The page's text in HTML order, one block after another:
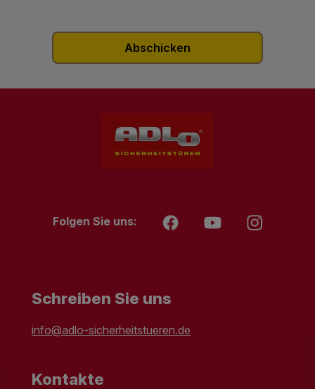
Folgen Sie uns:
Schreiben Sie uns
info@adlo-sicherheitstueren.de
Kontakte